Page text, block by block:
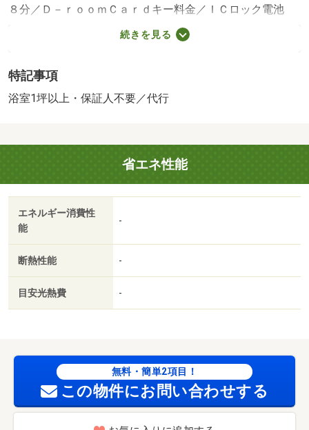
８分／Ｄ－ｒｏｏｍＣａｒｄキー料金／ＩＣロック電池
（初回）／室内清掃費用等／保証会社利用必：機関保証加
入必須。 機関保証料は月額賃料等総額の３．４％＋８０
費精算※故意・過失等別途実費］ＬＰガス料金はご契約前
にＬＰガス事業者にご確認いただけます。 本物件はＺＥ
を含みます。 保証会社：イントラスト／バストイレ別
／バルコニー／エアコン／ガスコンロ対応／フローリング
／シャワー付洗面台／ＴＶインターホン／浴室乾燥機／オ
ートロック／室内洗濯置／シューズボックス／システムキ
ッチン／追焚機能浴室／温水洗浄便座／駐輪場／宅配ボッ
クス／即入居可／敷金不要／対面式キッチン／照明付／ウ
不要／浴室１坪以上／セキュリティ会社加入済／プロパン
ガス／ＢＳ／礼金２ヶ月／保証会社利用可／イオン大津
（ショッピングセンター）まで６６１ｍ／肥後大津駅（そ
市場大津店（スーパー）まで１２３８ｍ／セブンイレブン
（コンビニ）まで１６４６ｍ/賃貸戸数:21戸
続きを見る
特記事項
浴室1坪以上・保証人不要／代行
省エネ性能
エネルギー消費性
能
-
断熱性能 -
目安光熱費 -
無料・簡単2項目！
この物件にお問い合わせする